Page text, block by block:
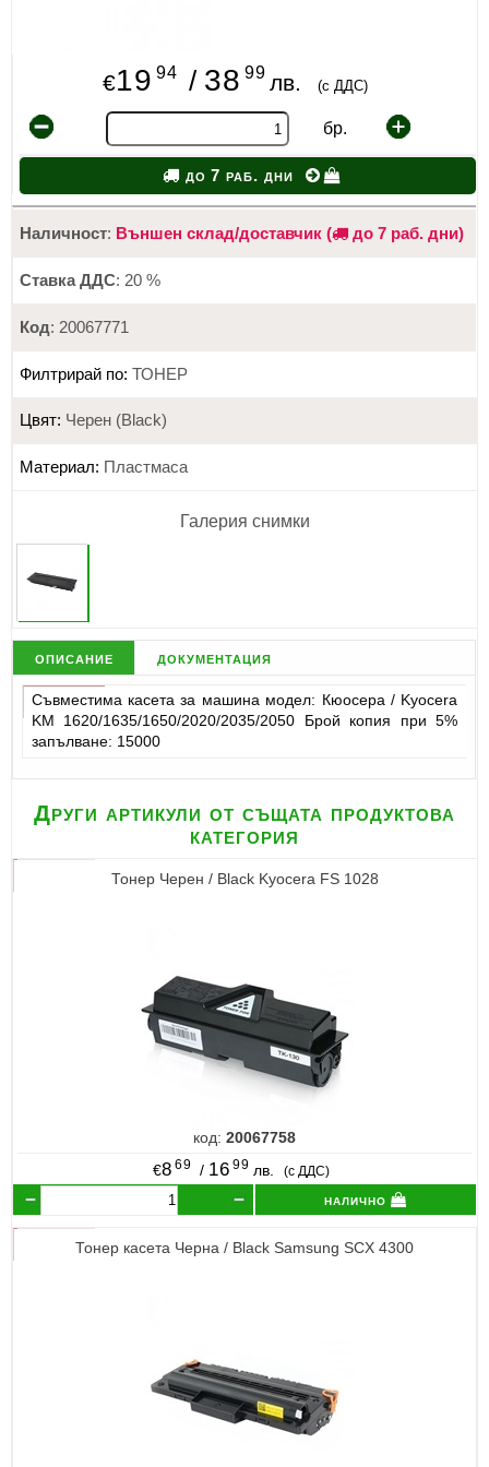
€19 94 / 38 99 лв. (с ДДС)
бр.
до 7 раб. дни
Наличност: Външен склад/доставчик ( до 7 раб. дни)
Ставка ДДС: 20 %
Код: 20067771
Филтрирай по: ТОНЕР
Цвят: Черен (Black)
Материал: Пластмаса
Галерия снимки
описание документация
Съвместима касета за машина модел: Кюосера / Kyocera
KM 1620/1635/1650/2020/2035/2050 Брой копия при 5%
запълване: 15000
Други артикули от същата продуктова
категория
Тонер Черен / Black Kyocera FS 1028
код: 20067758
€8 69 / 16 99 лв. (с ДДС)
налично
Тонер касета Черна / Black Samsung SCX 4300